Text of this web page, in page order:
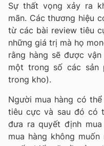
Sự thất vọng xảy ra
mãn. Các thương hiệu
từ các bài review tiêu
những giá trị mà họ
rằng hàng sẽ được
một trong số các sản
trong kho).
Người mua hàng có
tiêu cực và sau đó có
đưa ra quyết định
mua hàng không